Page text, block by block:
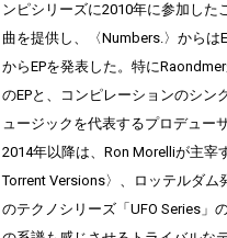
ンピシリーズに2010年に参加し
曲を提供し、〈Numbers.〉からは
からEPを発表した。特に
のEPと、コンピレーションのシン
ュージックを代表するプロデュー
2014年以降は、Ron Morelliが主宰
Torrent Versions〉、ロッテルダム
のテクノシリーズ「UFO Series」